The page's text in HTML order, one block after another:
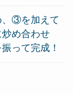
、③を加えて
め合わせ
って完成！